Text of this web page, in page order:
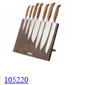
105220